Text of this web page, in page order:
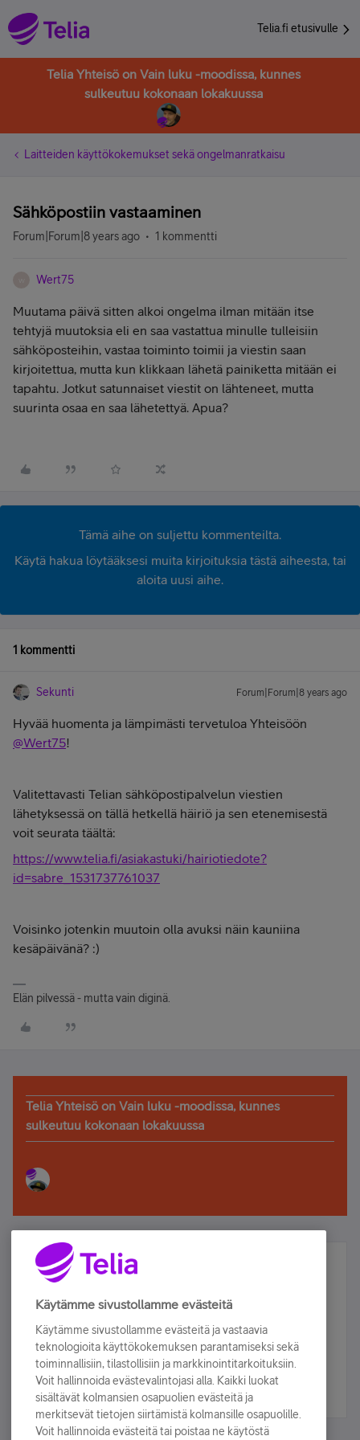
Telia.fi etusivulle
Telia Yhteisö on Vain luku -moodissa, kunnes
sulkeutuu kokonaan lokakuussa
Laitteiden käyttökokemukset sekä ongelmanratkaisu
Sähköpostiin vastaaminen
Forum|Forum|8 years ago 1 kommentti
Wert75
Muutama päivä sitten alkoi ongelma ilman mitään itse
tehtyjä muutoksia eli en saa vastattua minulle tulleisiin
sähköposteihin, vastaa toiminto toimii ja viestin saan
kirjoitettua, mutta kun klikkaan lähetä painiketta mitään ei
tapahtu. Jotkut satunnaiset viestit on lähteneet, mutta
suurinta osaa en saa lähetettyä. Apua?
Tämä aihe on suljettu kommenteilta.
Käytä hakua löytääksesi muita kirjoituksia tästä aiheesta, tai
aloita uusi aihe.
1 kommentti
Sekunti Forum|Forum|8 years ago
Hyvää huomenta ja lämpimästi tervetuloa Yhteisöön
@Wert75!
Valitettavasti Telian sähköpostipalvelun viestien
lähetyksessä on tällä hetkellä häiriö ja sen etenemisestä
voit seurata täältä:
https://www.telia.fi/asiakastuki/hairiotiedote?
id=sabre_1531737761037
Voisinko jotenkin muutoin olla avuksi näin kauniina
kesäpäivänä? :)
Elän pilvessä - mutta vain diginä.
Telia Yhteisö on Vain luku -moodissa, kunnes
sulkeutuu kokonaan lokakuussa
Älä jää paitsi – osallistu ja voita!
Tilaa Telian uutiskirje ja olet mukana arvonnassa.
sähköpostiisi.
Tilaa nyt
Käytämme sivustollamme evästeitä
Käytämme sivustollamme evästeitä ja vastaavia
teknologioita käyttökokemuksen parantamiseksi sekä
toiminnallisiin, tilastollisiin ja markkinointitarkoituksiin.
Voit hallinnoida evästevalintojasi alla. Kaikki luokat
sisältävät kolmansien osapuolien evästeitä ja
merkitsevät tietojen siirtämistä kolmansille osapuolille.
Voit hallinnoida evästeitä tai poistaa ne käytöstä